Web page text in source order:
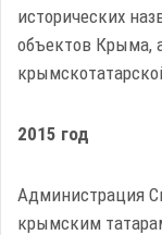
исторических
объектов Крыма,
2015 год
Администрация
крымским